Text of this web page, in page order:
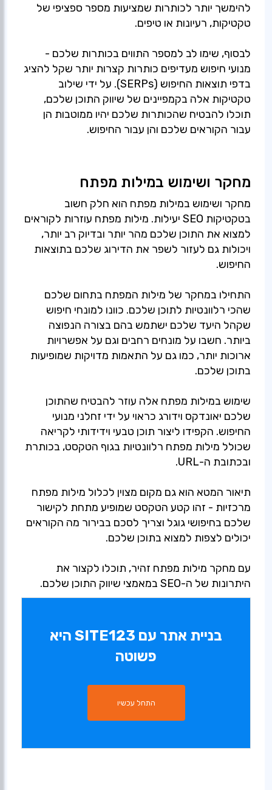
להימשך יותר לכותרות שמציעות מספר ספציפי של
לבסוף, שימו לב למספר התווים בכותרות שלכם -
מנועי חיפוש מעדיפים כותרות קצרות יותר שקל להציג
בדפי תוצאות החיפוש (SERPs). על ידי שילוב
טקטיקות אלה בקמפיינים של שיווק התוכן שלכם,
תוכלו להבטיח שהכותרות שלכם יהיו ממוטבות הן
עבור הקוראים שלכם והן עבור החיפוש.
מחקר ושימוש במילות מפתח
מחקר ושימוש במילות מפתח הוא חלק חשוב
בטקטיקות SEO יעילות. מילות מפתח עוזרות לקוראים
למצוא את התוכן שלכם מהר יותר ובדיוק רב יותר,
ויכולות גם לעזור לשפר את הדירוג שלכם בתוצאות
התחילו במחקר של מילות המפתח בתחום שלכם
שהכי רלוונטיות לתוכן שלכם. כוונו למונחי חיפוש
שקהל היעד שלכם ישתמש בהם בצורה הנפוצה
ביותר. חשבו על מונחים רחבים וגם על אפשרויות
ארוכות יותר, כמו גם על התאמות מדויקות שמופיעות
שימוש במילות מפתח אלה עוזר להבטיח שהתוכן
שלכם יאונדקס וידורג כראוי על ידי זחלני מנועי
החיפוש. הקפידו ליצור תוכן טבעי וידידותי לקריאה
שכולל מילות מפתח רלוונטיות בגוף הטקסט, בכותרת
תיאור המטא הוא גם מקום מצוין לכלול מילות מפתח
מרכזיות - זהו קטע הטקסט שמופיע מתחת לקישור
שלכם בחיפושי גוגל וצריך לסכם בבירור מה הקוראים
עם מחקר מילות מפתח זהיר, תוכלו לקצור את
היתרונות של ה-SEO במאמצי שיווק התוכן שלכם.
בניית אתר עם SITE123 היא
פשוטה
התחל עכשיו